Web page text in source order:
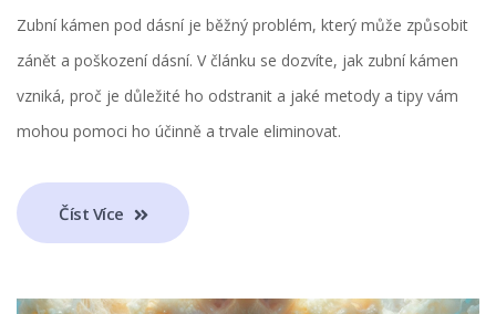
Zubní kámen pod dásní je běžný problém, který může způsobit
zánět a poškození dásní. V článku se dozvíte, jak zubní kámen
vzniká, proč je důležité ho odstranit a jaké metody a tipy vám
mohou pomoci ho účinně a trvale eliminovat.
Číst Více